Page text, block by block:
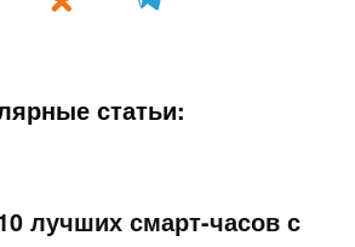
статьи:
лучших смарт-часов с